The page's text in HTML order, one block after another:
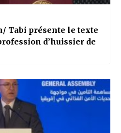
Tabi présente le texte
d’huissier de